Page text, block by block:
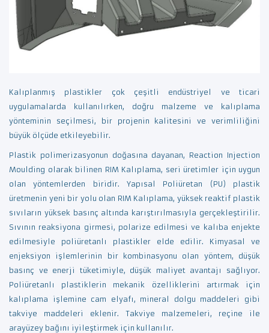
Kalıplanmış plastikler çok çeşitli endüstriyel ve ticari
uygulamalarda kullanılırken, doğru malzeme ve kalıplama
yönteminin seçilmesi, bir projenin kalitesini ve verimliliğini
büyük ölçüde etkileyebilir.
Plastik polimerizasyonun doğasına dayanan, Reaction Injection
Moulding olarak bilinen RIM Kalıplama, seri üretimler için uygun
olan yöntemlerden biridir. Yapısal Poliüretan (PU) plastik
üretmenin yeni bir yolu olan RIM Kalıplama, yüksek reaktif plastik
sıvıların yüksek basınç altında karıştırılmasıyla gerçekleştirilir.
Sıvının reaksiyona girmesi, polarize edilmesi ve kalıba enjekte
edilmesiyle poliüretanlı plastikler elde edilir. Kimyasal ve
enjeksiyon işlemlerinin bir kombinasyonu olan yöntem, düşük
basınç ve enerji tüketimiyle, düşük maliyet avantajı sağlıyor.
Poliüretanlı plastiklerin mekanik özelliklerini artırmak için
kalıplama işlemine cam elyafı, mineral dolgu maddeleri gibi
takviye maddeleri eklenir. Takviye malzemeleri, reçine ile
arayüzey bağını iyileştirmek için kullanılır.